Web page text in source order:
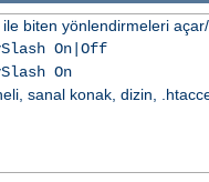
ile biten yönlendirmeleri
On|Off
On
sanal konak, dizin,